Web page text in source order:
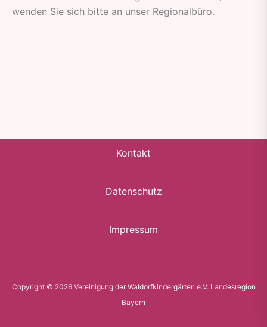
wenden Sie sich bitte an unser Regionalbüro.
Kontakt
Datenschutz
Impressum
Copyright © 2026 Vereinigung der Waldorfkindergärten e.V. Landesregion
Bayern